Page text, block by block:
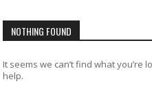
NOTHING FOUND
It seems we can’t find what you’re
help.